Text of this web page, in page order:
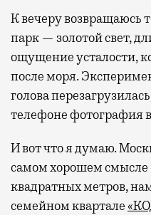
К вечеру возвращаюсь
парк — золотой свет,
ощущение усталости,
после моря.
голова
телефоне фотография
И вот что я думаю.
самом хорошем
квадратных метров,
семейном квартале